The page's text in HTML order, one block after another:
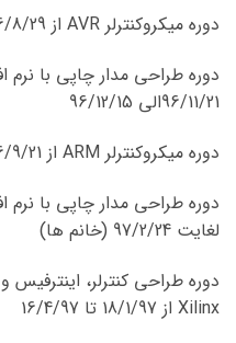
دوره میکروکنترلر AVR از 96/8/29 الی 96/11/16
96/11/21الی 96/12/15
دوره میکروکنترلر ARM از 96/9/21 الی 97/01/22 (خانم ها)
لغایت 97/2/24 (خانم ها)
Xilinx از 18/1/97 تا 16/4/97